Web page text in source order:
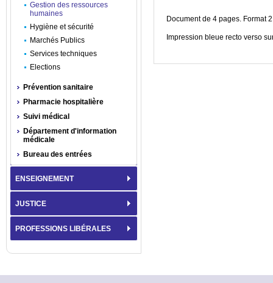
Document de 4 pages. Format
Impression bleue recto verso
Gestion des ressources
humaines
Hygiène et sécurité
Marchés Publics
Services techniques
Elections
Prévention sanitaire
Pharmacie hospitalière
Suivi médical
Département d'information
médicale
Bureau des entrées
ENSEIGNEMENT
JUSTICE
PROFESSIONS LIBÉRALES